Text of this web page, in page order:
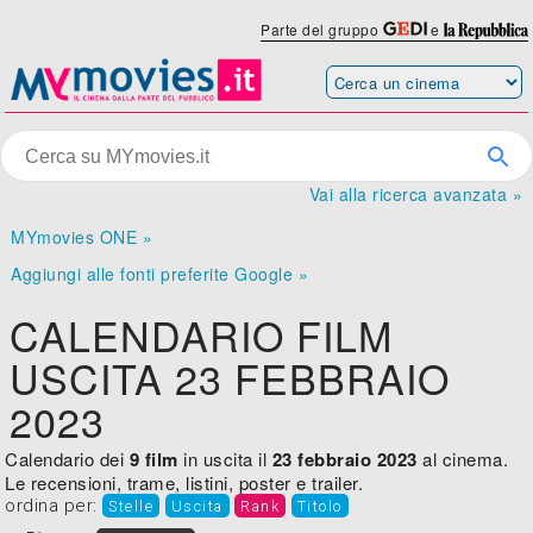
Parte del gruppo e
Vai alla ricerca avanzata »
MYmovies ONE »
Aggiungi alle fonti preferite Google »
CALENDARIO FILM
USCITA 23 FEBBRAIO
2023
Calendario dei 9 film in uscita il 23 febbraio 2023 al cinema.
Le recensioni, trame, listini, poster e trailer.
ordina per: Stelle Uscita Rank Titolo